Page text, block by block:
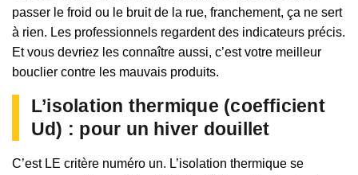
passer le froid ou le bruit de la rue, franchement, ça ne sert
à rien. Les professionnels regardent des indicateurs précis.
Et vous devriez les connaître aussi, c’est votre meilleur
bouclier contre les mauvais produits.
L’isolation thermique (coefficient
Ud) : pour un hiver douillet
C’est LE critère numéro un. L’isolation thermique se